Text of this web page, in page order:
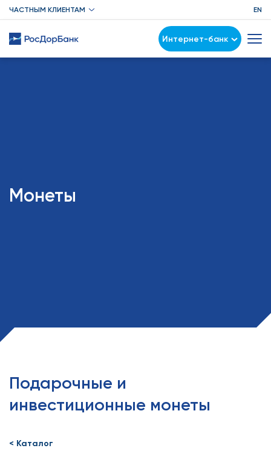
ЧАСТНЫМ КЛИЕНТАМ EN
Интернет-банк
Монеты
Подарочные и
инвестиционные монеты
< Каталог